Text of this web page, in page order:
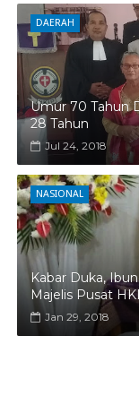
DAERAH
Umur 70 Tahun
28 Tahun
Jul 24, 2018
NASIONAL
Kabar Duka,
Majelis Pusat
Jan 29, 2018